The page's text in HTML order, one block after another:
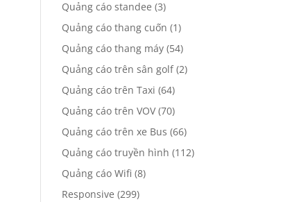
Quảng cáo standee (3)
Quảng cáo thang cuốn (1)
Quảng cáo thang máy (54)
Quảng cáo trên sân golf(2)
Quảng cáo trên Taxi (64)
Quảng cáo trên VOV(70)
Quảng cáo trên xe Bus (66)
Quảng cáo truyền hình (112)
Quảng cáo Wifi (8)
Responsive (299)